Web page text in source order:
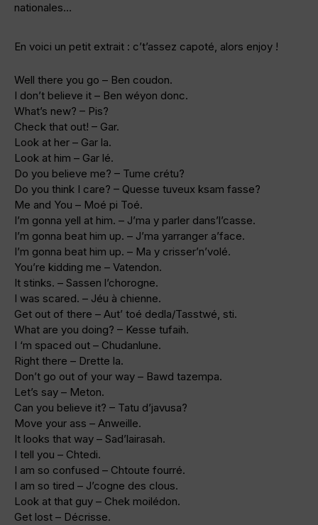
nationales…
En voici un petit extrait : c’t’assez capoté, alors enjoy !
Well there you go – Ben coudon.
I don’t believe it – Ben wéyon donc.
What’s new? – Pis?
Check that out! – Gar.
Look at her – Gar la.
Look at him – Gar lé.
Do you believe me? – Tume crétu?
Do you think I care? – Quesse tuveux ksam fasse?
Me and You – Moé pi Toé.
I’m gonna yell at him. – J’ma y parler dans’l’casse.
I’m gonna beat him up. – J’ma yarranger a’face.
I’m gonna beat him up. – Ma y crisser’n’volé.
You’re kidding me – Vatendon.
It stinks. – Sassen l’chorogne.
I was scared. – Jéu à chienne.
Get out of there – Aut’ toé dedla/Tasstwé, sti.
What are you doing? – Kesse tufaih.
I ‘m spaced out – Chudanlune.
Right there – Drette la.
Don’t go out of your way – Bawd tazempa.
Let’s say – Meton.
Can you believe it? – Tatu d’javusa?
Move your ass – Anweille.
It looks that way – Sad’lairasah.
I tell you – Chtedi.
I am so confused – Chtoute fourré.
I am so tired – J’cogne des clous.
Look at that guy – Chek moilédon.
Get lost – Décrisse.